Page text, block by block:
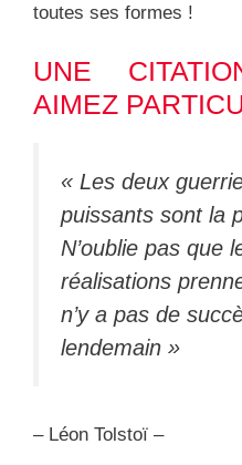
toutes ses formes !
UNE
AIMEZ
« Les deux
puissants sont la
N’oublie pas que
réalisations
n’y a pas de
lendemain »
– Léon Tolstoï –